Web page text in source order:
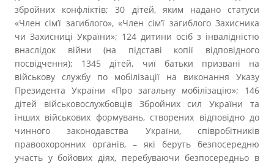
збройних конфліктів; 30 дітей, яким надано статуси
«Член сім’ї загиблого», «Член сім’ї загиблого Захисника
чи Захисниці України»; 124 дитини осіб з інвалідністю
внаслідок війни (на підставі копії відповідного
посвідчення); 1345 дітей, чиї батьки призвані на
військову службу по мобілізації на виконання Указу
Президента України «Про загальну мобілізацію»; 146
дітей військовослужбовців Збройних сил України та
інших військових формувань, створених відповідно до
чинного законодавства України, співробітників
правоохоронних органів, – які беруть безпосередню
участь у бойових діях, перебуваючи безпосередньо в